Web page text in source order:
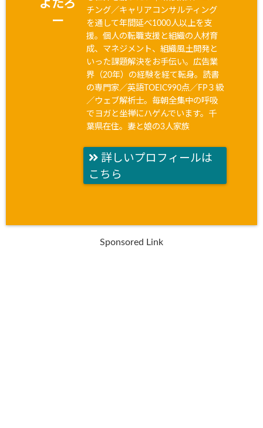
よたろ
ー
チング／キャリアコンサルティング
を通して年間延べ1000人以上を支
援。個人の転職支援と組織の人材育
成、マネジメント、組織風土開発と
いった課題解決をお手伝い。広告業
界（20年）の経験を経て転身。読書
の専門家／英語TOEIC990点／FP３級
／ウェブ解析士。毎朝全集中の呼吸
でヨガと坐禅にハゲんでいます。千
葉県在住。妻と娘の3人家族
詳しいプロフィールは
こちら
Sponsored Link